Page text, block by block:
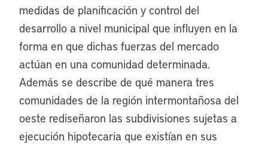
medidas de planificación y control del
desarrollo a nivel municipal que influyen en la
forma en que dichas fuerzas del mercado
actúan en una comunidad determinada.
Además se describe de qué manera tres
comunidades de la región intermontañosa del
oeste rediseñaron las subdivisiones sujetas a
ejecución hipotecaria que existían en sus